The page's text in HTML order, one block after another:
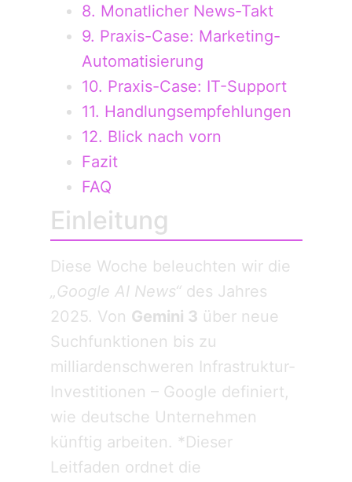
8. Monatlicher News-Takt
9. Praxis-Case: Marketing-
Automatisierung
10. Praxis-Case: IT-Support
11. Handlungsempfehlungen
12. Blick nach vorn
Fazit
FAQ
Einleitung
Diese Woche beleuchten wir die
„Google AI News“des Jahres
2025. Von Gemini 3 über neue
Suchfunktionen bis zu
milliardenschweren Infrastruktur-
Investitionen – Google definiert,
wie deutsche Unternehmen
künftig arbeiten. *Dieser
Leitfaden ordnet die